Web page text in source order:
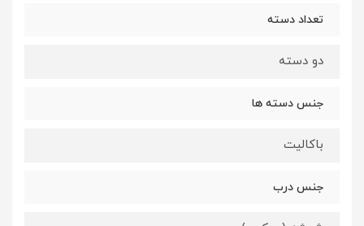
تعداد دسته
دو دسته
جنس دسته ها
باکالیت
جنس درب